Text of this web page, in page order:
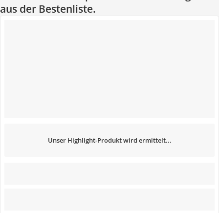
aus der Bestenliste.
Unser Highlight-Produkt wird ermittelt...